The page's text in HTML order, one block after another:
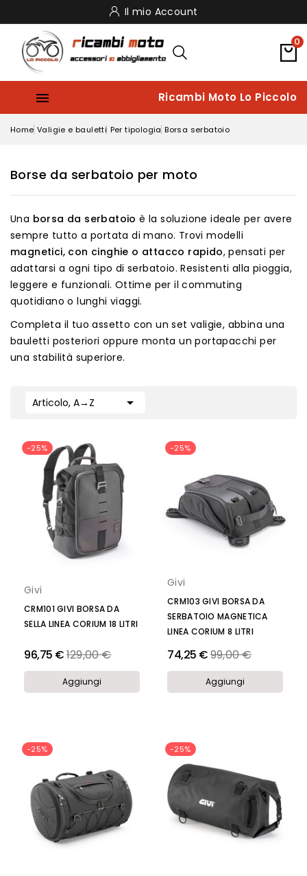
Il mio Account
0
 Ricambi Moto Lo Piccolo
Home Valigie e bauletti Per tipologia Borsa serbatoio
Borse da serbatoio per moto
Una borsa da serbatoio è la soluzione ideale per avere
sempre tutto a portata di mano. Trovi modelli
magnetici, con cinghie o attacco rapido, pensati per
adattarsi a ogni tipo di serbatoio. Resistenti alla pioggia,
leggere e funzionali. Ottime per il commuting
quotidiano o lunghi viaggi.
Completa il tuo assetto con unset valigie, abbina una
bauletti posteriori oppure monta unportapacchi per
una stabilità superiore.
Articolo, A→Z 
-25%
Givi
CRM101 GIVI BORSA DA
SELLA LINEA CORIUM 18 LITRI
96,75 €Prezzo
129,00 €
Aggiungi
-25%
Givi
CRM103 GIVI BORSA DA
SERBATOIO MAGNETICA
LINEA CORIUM 8 LITRI
74,25 €Prezzo
99,00 €
Aggiungi
-25% -25%